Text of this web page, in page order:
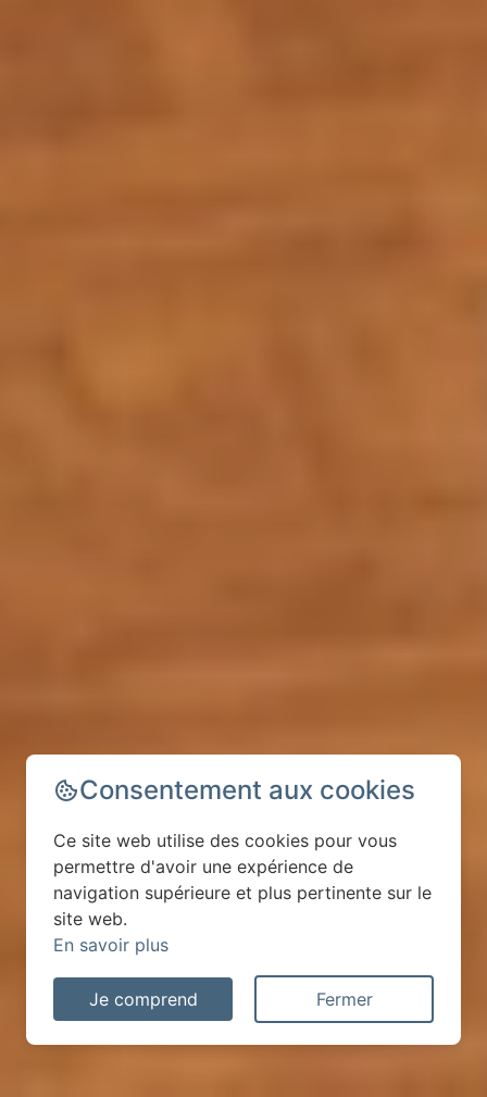
Consentement aux cookies
Ce site web utilise des cookies pour vous
permettre d'avoir une expérience de
navigation supérieure et plus pertinente sur le
site web.
En savoir plus
Je comprend Fermer